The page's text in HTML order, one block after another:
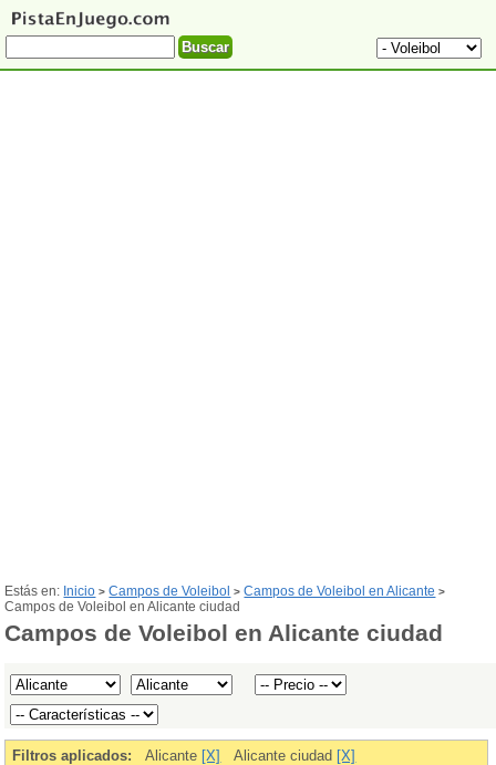
Estás en: Inicio >Campos de Voleibol >Campos de Voleibol en Alicante >
Campos de Voleibol en Alicante ciudad
Campos de Voleibol en Alicante ciudad
Filtros aplicados: Alicante [X] Alicante ciudad [X]